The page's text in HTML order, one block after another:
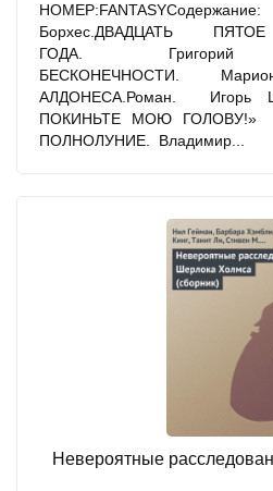
Борхес.ДВАДЦАТЬ
ГОДА. Григорий
БЕСКОНЕЧНОСТИ.
АЛДОНЕСА.Роман. Игорь
ПОКИНЬТЕ МОЮ ГОЛОВУ!»
ПОЛНОЛУНИЕ. Владимир...
Невероятные